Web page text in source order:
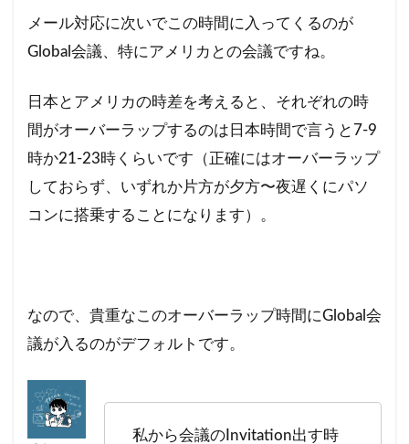
メール対応に次いでこの時間に入ってくるのが
Global会議、特にアメリカとの会議ですね。
日本とアメリカの時差を考えると、それぞれの時
間がオーバーラップするのは日本時間で言うと7-9
時か21-23時くらいです（正確にはオーバーラップ
しておらず、いずれか片方が夕方〜夜遅くにパソ
コンに搭乗することになります）。
なので、貴重なこのオーバーラップ時間にGlobal会
議が入るのがデフォルトです。
私から会議のInvitation出す時